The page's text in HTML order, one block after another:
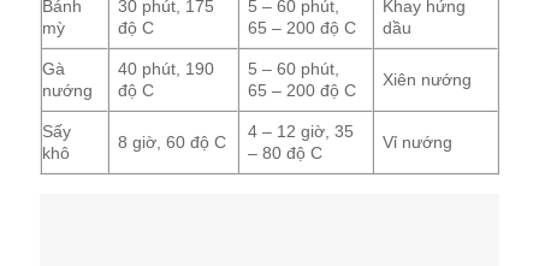
Bánh
mỳ
30 phút, 175
độ C
5 – 60 phút,
65 – 200 độ C
Khay hứng
dầu
Gà
nướng
40 phút, 190
độ C
5 – 60 phút,
65 – 200 độ C
Xiên nướng
Sấy
khô
8 giờ, 60 độ C
4 – 12 giờ, 35
– 80 độ C
Vỉ nướng